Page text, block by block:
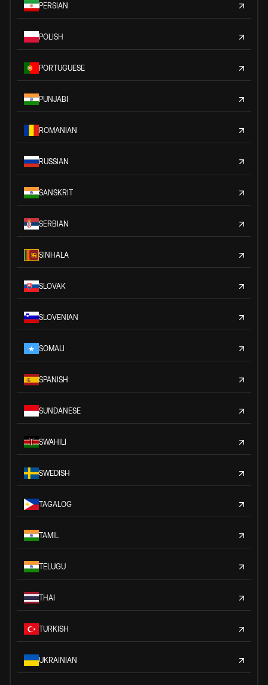
PERSIAN
POLISH
PORTUGUESE
PUNJABI
ROMANIAN
RUSSIAN
SANSKRIT
SERBIAN
SINHALA
SLOVAK
SLOVENIAN
SOMALI
SPANISH
SUNDANESE
SWAHILI
SWEDISH
TAGALOG
TAMIL
TELUGU
THAI
TURKISH
UKRAINIAN